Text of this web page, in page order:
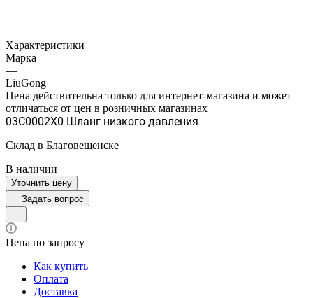
Характеристики
Марка
—
LiuGong
Цена действительна только для интернет-магазина и может
отличаться от цен в розничных магазинах
03C0002X0 Шланг низкого давления
Склад в Благовещенске
В наличии
Уточнить цену
Задать вопрос
Цена по запросу
Как купить
Оплата
Доставка